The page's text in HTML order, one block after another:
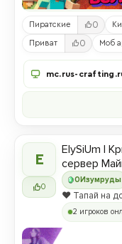
Пиратские 0
Приват 0 Моб
mc.rus-
E
0
0 Изумруды
ElySiUm |
сервер
❤️ Тапай на
2 игроков